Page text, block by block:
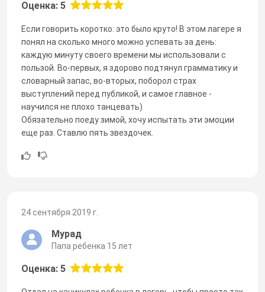
Оценка: 5
Если говорить коротко: это было круто! В этом лагере я
понял на сколько много можно успевать за день:
каждую минуту своего времени мы использовали с
пользой. Во-первых, я здорово подтянул грамматику и
словарный запас, во-вторых, поборол страх
выступлений перед публикой, и самое главное -
научился не плохо танцевать)
Обязательно поеду зимой, хочу испытать эти эмоции
еще раз. Ставлю пять звездочек.
24 сентября 2019 г.
Мурад
Папа ребенка 15 лет
Оценка: 5